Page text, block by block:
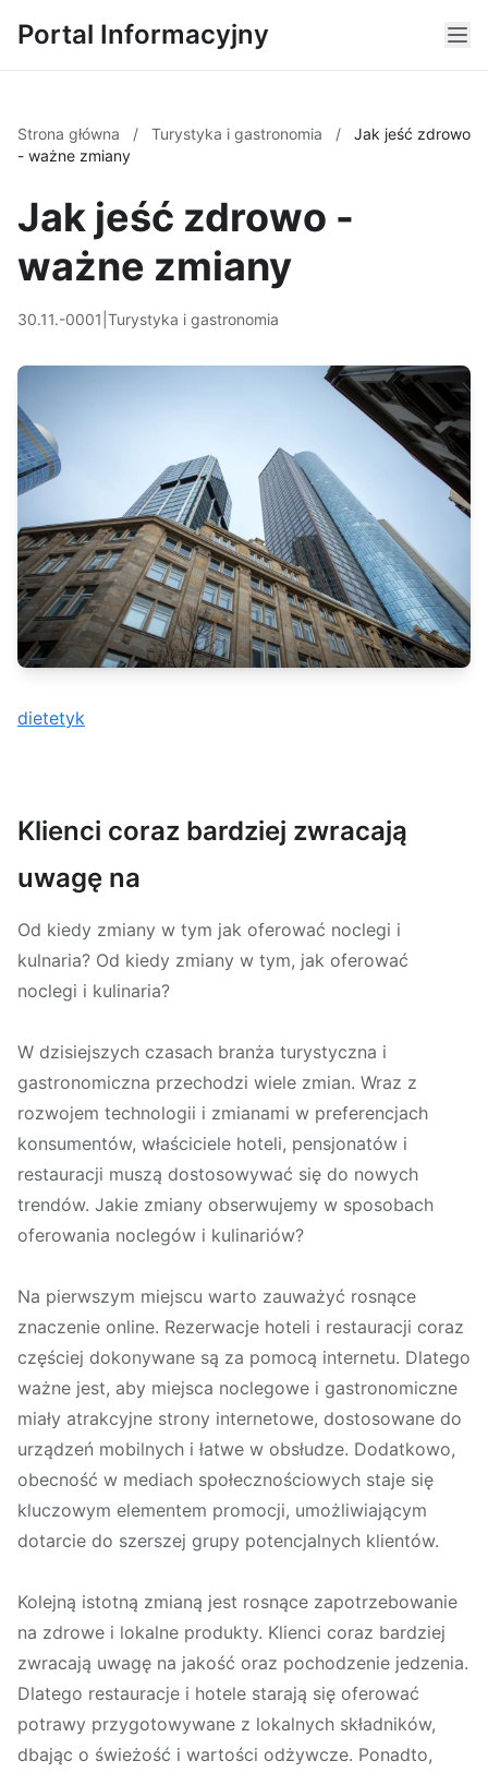
Portal Informacyjny
Strona główna / Turystyka i gastronomia /
Jak jeść zdrowo
- ważne zmiany
Jak jeść zdrowo -
ważne zmiany
30.11.-0001 Turystyka i gastronomia
dietetyk
Klienci coraz bardziej zwracają
uwagę na
Od kiedy zmiany w tym jak oferować noclegi i
kulnaria? Od kiedy zmiany w tym, jak oferować
noclegi i kulinaria?
W dzisiejszych czasach branża turystyczna i
gastronomiczna przechodzi wiele zmian. Wraz z
rozwojem technologii i zmianami w preferencjach
konsumentów, właściciele hoteli, pensjonatów i
restauracji muszą dostosowywać się do nowych
trendów. Jakie zmiany obserwujemy w sposobach
oferowania noclegów i kulinariów?
Na pierwszym miejscu warto zauważyć rosnące
znaczenie online. Rezerwacje hoteli i restauracji coraz
częściej dokonywane są za pomocą internetu. Dlatego
ważne jest, aby miejsca noclegowe i gastronomiczne
miały atrakcyjne strony internetowe, dostosowane do
urządzeń mobilnych i łatwe w obsłudze. Dodatkowo,
obecność w mediach społecznościowych staje się
kluczowym elementem promocji, umożliwiającym
dotarcie do szerszej grupy potencjalnych klientów.
Kolejną istotną zmianą jest rosnące zapotrzebowanie
na zdrowe i lokalne produkty. Klienci coraz bardziej
zwracają uwagę na jakość oraz pochodzenie jedzenia.
Dlatego restauracje i hotele starają się oferować
potrawy przygotowywane z lokalnych składników,
dbając o świeżość i wartości odżywcze. Ponadto,